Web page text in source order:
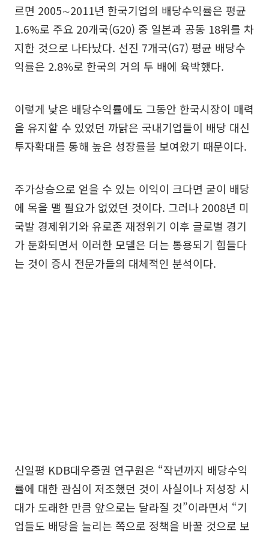
르면 2005∼2011년 한국기업의 배당수익률은 평균
1.6%로 주요 20개국(G20) 중 일본과 공동 18위를 차
지한 것으로 나타났다. 선진 7개국(G7) 평균 배당수
익률은 2.8%로 한국의 거의 두 배에 육박했다.
이렇게 낮은 배당수익률에도 그동안 한국시장이 매력
을 유지할 수 있었던 까닭은 국내기업들이 배당 대신
투자확대를 통해 높은 성장률을 보여왔기 때문이다.
주가상승으로 얻을 수 있는 이익이 크다면 굳이 배당
에 목을 맬 필요가 없었던 것이다. 그러나 2008년 미
국발 경제위기와 유로존 재정위기 이후 글로벌 경기
가 둔화되면서 이러한 모델은 더는 통용되기 힘들다
는 것이 증시 전문가들의 대체적인 분석이다.
신일평 KDB대우증권 연구원은 “작년까지 배당수익
률에 대한 관심이 저조했던 것이 사실이나 저성장 시
대가 도래한 만큼 앞으로는 달라질 것”이라면서 “기
업들도 배당을 늘리는 쪽으로 정책을 바꿀 것으로 보